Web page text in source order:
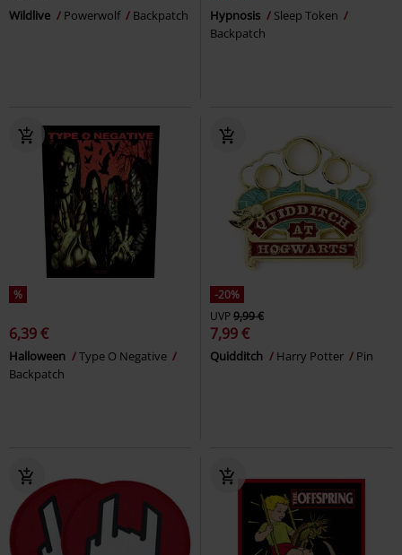
Wildlive Powerwolf Backpatch Hypnosis
Sleep Token
Backpatch
%
6,39 €
Halloween
Type O Negative
Backpatch
-20%
UVP9,99 €
7,99 €
Quidditch Harry Potter Pin